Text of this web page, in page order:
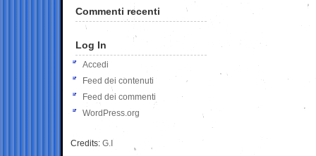
Commenti recenti
Log In
Accedi
Feed dei contenuti
Feed dei commenti
WordPress.org
Credits: G.I